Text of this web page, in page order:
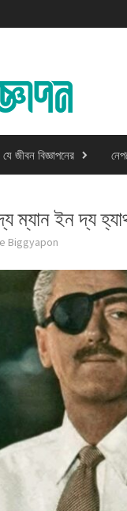
যে জীবন বিজ্ঞাপনের
ম্যান ইন দ্য
Biggyapon